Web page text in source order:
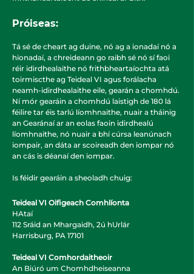
Próiseas:
Tá sé de cheart ag duine, nó ag a ionadaí nó a
hionadaí, a chreideann go raibh sé nó sí faoi
réir idirdhealaithe nó frithbheartaíochta atá
toirmiscthe ag Teideal VI agus forálacha
neamh-idirdhealaithe eile, gearán a chomhdú.
Ní mór gearáin a chomhdú laistigh de 180 lá
féilire tar éis tarlú líomhnaithe, nuair a tháinig
an Gearánaí ar an eolas faoin idirdhealú
líomhnaithe, nó nuair a bhí cúrsa leanúnach
iompair, an dáta ar scoireadh den iompar nó
an cás is déanaí den iompar.
Is féidir gearáin a sheoladh chuig:
Teideal VI Oifigeach Comhlíonta
HAtaí
112 Sráid an Mhargaidh, 2ú hUrlár
Harrisburg, PA 17101
Teideal VI Comhordaitheoir
An Biúró um Chomhdheiseanna